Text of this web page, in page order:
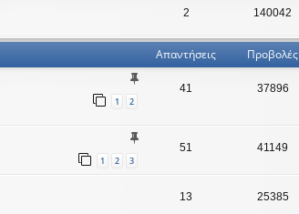
2 140042
Απαντήσεις Προβολές
1 2
41 37896
1 2 3
51 41149
13 25385